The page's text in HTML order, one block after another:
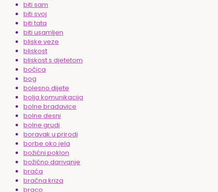
biti sam
biti svoj
biti tata
biti usamljen
bliske veze
bliskost
bliskost s djetetom
bočica
bog
bolesno dijete
bolja komunikacija
bolne bradavice
bolne desni
bolne grudi
boravak u prirodi
borbe oko jela
božićni poklon
božićno darivanje
braća
bračna kriza
braco